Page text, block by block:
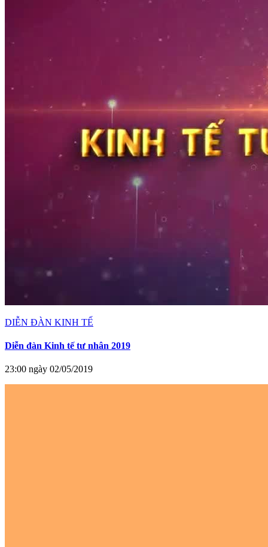
DIỄN ĐÀN KINH TẾ
Diễn đàn Kinh tế tư nhân 2019
23:00 ngày 02/05/2019